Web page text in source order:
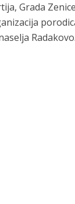
Grada
Radakovo.